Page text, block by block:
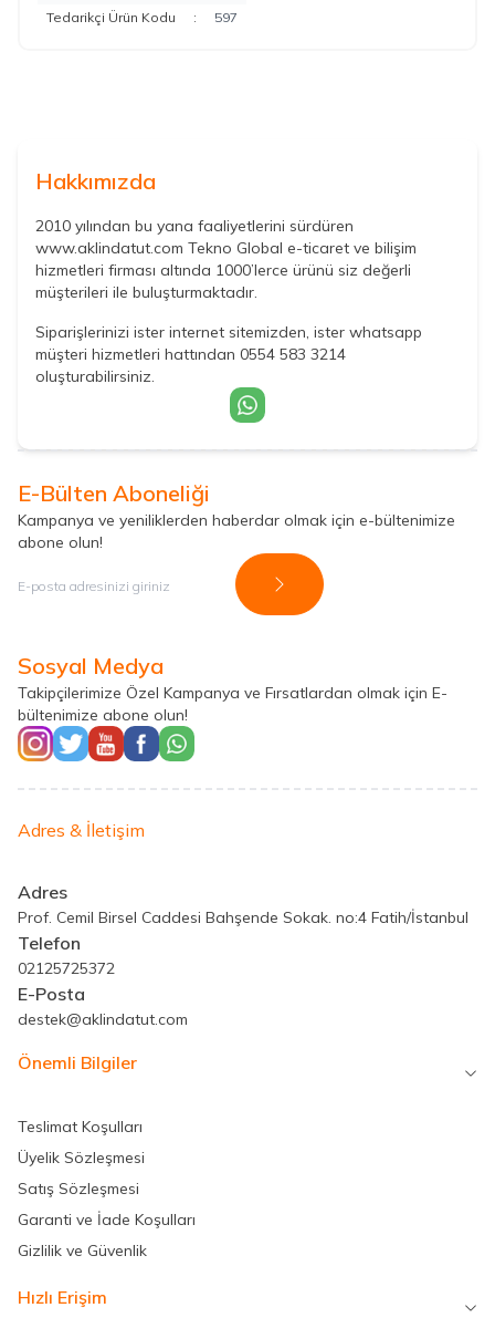
Tedarikçi Ürün Kodu
: 597
Hakkımızda
2010 yılından bu yana faaliyetlerini sürdüren
www.aklindatut.com Tekno Global e-ticaret ve bilişim
hizmetleri firması altında 1000’lerce ürünü siz değerli
müşterileri ile buluşturmaktadır.
Siparişlerinizi ister internet sitemizden, ister whatsapp
müşteri hizmetleri hattından 0554 583 3214
oluşturabilirsiniz.
E-Bülten Aboneliği
Kampanya ve yeniliklerden haberdar olmak için e-bültenimize
abone olun!
Kayıt Ol
Sosyal Medya
Takipçilerimize Özel Kampanya ve Fırsatlardan olmak için E-
bültenimize abone olun!
Adres & İletişim
Adres
Prof. Cemil Birsel Caddesi Bahşende Sokak. no:4 Fatih/İstanbul
Telefon
02125725372
E-Posta
destek@aklindatut.com
Önemli Bilgiler
Teslimat Koşulları
Üyelik Sözleşmesi
Satış Sözleşmesi
Garanti ve İade Koşulları
Gizlilik ve Güvenlik
Hızlı Erişim